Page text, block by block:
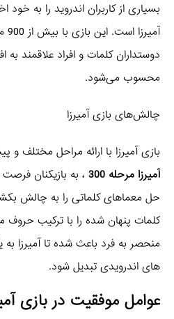
بسیاری از کاربران اندروید را به
دوستداران کلمات و افراد علاقمند به
محسوب می‌شود.
چالش‌های بازی آمیرزا
بازی آمیرزا با ارائه مراحل مختلف و
آمیرزا مرحله 300
، به بازیکنان
حل معماهای کلماتی را به چالش
کلمات پنهان شده را با ترکیب
منحصر به فرد باعث شده تا آمیرزا
های اندرویدی تبدیل شود.
عوامل موفقیت در بازی